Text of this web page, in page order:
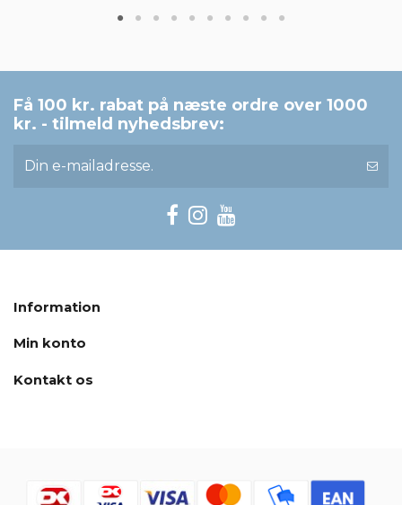
Få 100 kr. rabat på næste ordre over 1000
kr. - tilmeld nyhedsbrev:
Information
Min konto
Kontakt os